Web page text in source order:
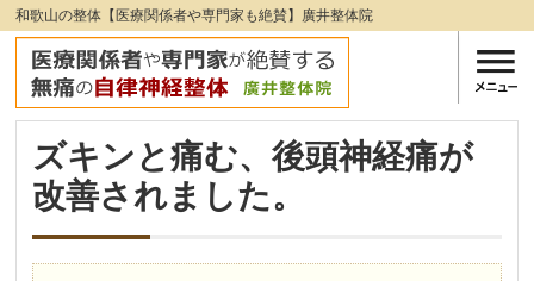
和歌山の整体【医療関係者や専門家も絶賛】廣井整体院
ズキンと痛む、後頭神経痛が
改善されました。